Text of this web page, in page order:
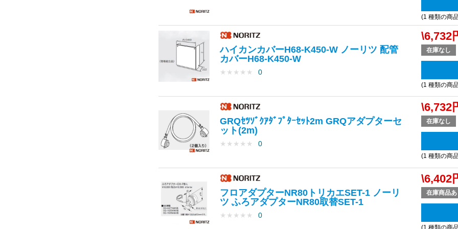
(1 種類の商
ハイカンカバーH68-K450-W ノーリツ 配管
カバーH68-K450-W
★ ★ ★ ★ ★ 0
\6,732
在庫なし
(1 種類の商
GRQｾﾂｿﾞｸｱﾀﾞﾌﾟﾀｰｾｯﾄ2m GRQアダプターセ
ット(2m)
★ ★ ★ ★ ★ 0
\6,732
在庫なし
(1 種類の商
フロアダプターNR80トリカエSET-1 ノーリ
ツ ふろアダプターNR80取替SET-1
★ ★ ★ ★ ★ 0
\6,402
在庫商品
(1 種類の商